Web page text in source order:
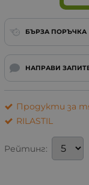
БЪРЗА ПОРЪЧКА
НАПРАВИ
Продукти за
RILASTIL
Рейтинг: